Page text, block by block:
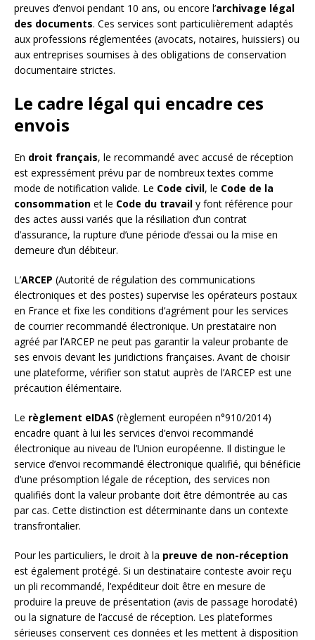
preuves d’envoi pendant 10 ans, ou encore l’archivage légal
des documents. Ces services sont particulièrement adaptés
aux professions réglementées (avocats, notaires, huissiers) ou
aux entreprises soumises à des obligations de conservation
documentaire strictes.
Le cadre légal qui encadre ces
envois
En droit français, le recommandé avec accusé de réception
est expressément prévu par de nombreux textes comme
mode de notification valide. Le Code civil, le Code de la
consommation et le Code du travail y font référence pour
des actes aussi variés que la résiliation d’un contrat
d’assurance, la rupture d’une période d’essai ou la mise en
demeure d’un débiteur.
L’ARCEP (Autorité de régulation des communications
électroniques et des postes) supervise les opérateurs postaux
en France et fixe les conditions d’agrément pour les services
de courrier recommandé électronique. Un prestataire non
agréé par l’ARCEP ne peut pas garantir la valeur probante de
ses envois devant les juridictions françaises. Avant de choisir
une plateforme, vérifier son statut auprès de l’ARCEP est une
précaution élémentaire.
Le règlement eIDAS (règlement européen n°910/2014)
encadre quant à lui les services d’envoi recommandé
électronique au niveau de l’Union européenne. Il distingue le
service d’envoi recommandé électronique qualifié, qui bénéficie
d’une présomption légale de réception, des services non
qualifiés dont la valeur probante doit être démontrée au cas
par cas. Cette distinction est déterminante dans un contexte
transfrontalier.
Pour les particuliers, le droit à la preuve de non-réception
est également protégé. Si un destinataire conteste avoir reçu
un pli recommandé, l’expéditeur doit être en mesure de
produire la preuve de présentation (avis de passage horodaté)
ou la signature de l’accusé de réception. Les plateformes
sérieuses conservent ces données et les mettent à disposition